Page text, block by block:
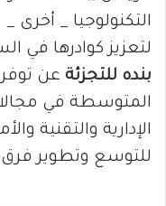
التكنولوجيا _
لتعزيز كوادرها في
بنده للتجزئة عن توفر
المتوسطة في
الإدارية والتقنية
للتوسع وتطوير